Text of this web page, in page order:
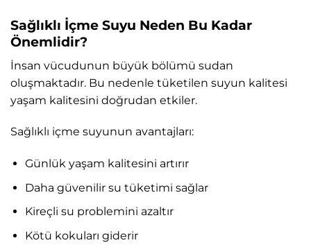
Sağlıklı İçme Suyu Neden Bu Kadar
Önemlidir?
İnsan vücudunun büyük bölümü sudan
oluşmaktadır. Bu nedenle tüketilen suyun kalitesi
yaşam kalitesini doğrudan etkiler.
Sağlıklı içme suyunun avantajları:
Günlük yaşam kalitesini artırır
Daha güvenilir su tüketimi sağlar
Kireçli su problemini azaltır
Kötü kokuları giderir